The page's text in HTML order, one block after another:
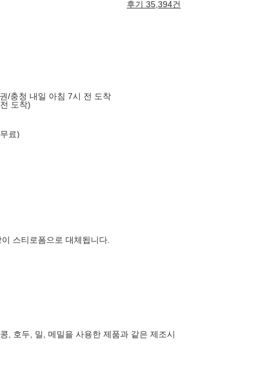
후기 35,394건
/충청 내일 아침 7시 전 도착
도착)
료)
스티로폼으로 대체됩니다.
, 호두, 밀, 메밀을 사용한 제품과 같은 제조시